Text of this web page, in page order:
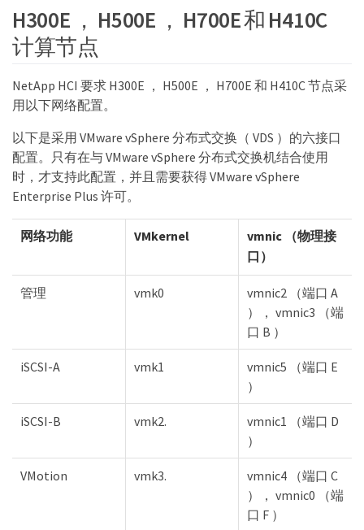
H300E ， H500E ， H700E 和 H410C
计算节点
NetApp HCI 要求 H300E ， H500E ， H700E 和 H410C 节点采
用以下网络配置。
以下是采用 VMware vSphere 分布式交换（ VDS ）的六接口
配置。只有在与 VMware vSphere 分布式交换机结合使用
时，才支持此配置，并且需要获得 VMware vSphere
Enterprise Plus 许可。
网络功能 VMkernel
vmnic （物理接
口）
管理 vmk0
vmnic2 （端口 A
）， vmnic3 （端
口 B ）
iSCSI-A vmk1
vmnic5 （端口 E
）
iSCSI-B vmk2.
vmnic1 （端口 D
）
VMotion vmk3.
vmnic4 （端口 C
）， vmnic0 （端
口 F ）